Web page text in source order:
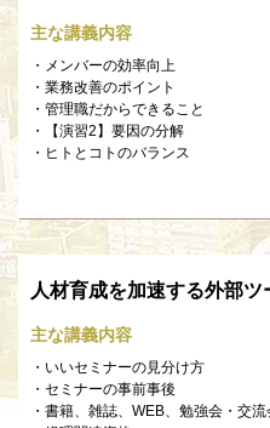
主な講義内容
メンバーの効率向上
業務改善のポイント
管理職だからできること
【演習2】要因の分解
ヒトとコトのバランス
人材育成を加速する外部ツ
主な講義内容
いいセミナーの見分け方
セミナーの事前事後
書籍、雑誌、WEB、勉強会・交流